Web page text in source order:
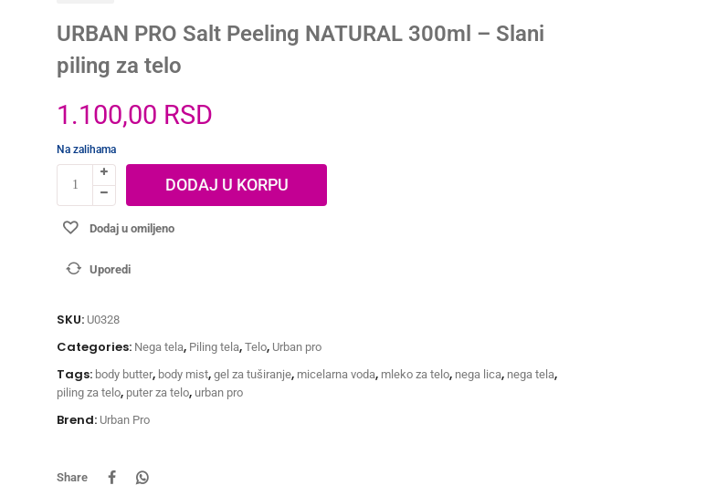
URBAN PRO Salt Peeling NATURAL 300ml – Slani
piling za telo
1.100,00 RSD
Na zalihama
DODAJ U KORPU
Dodaj u omiljeno
Uporedi
SKU: U0328
Categories: Nega tela, Piling tela, Telo, Urban pro
Tags: body butter, body mist, gel za tuširanje, micelarna voda, mleko za telo, nega lica, nega tela,
piling za telo, puter za telo, urban pro
Brend: Urban Pro
Share